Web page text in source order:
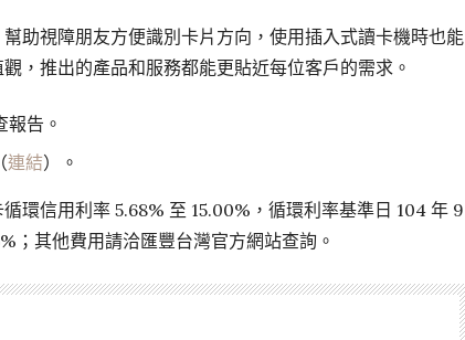
助視障朋友方便識別卡片方向，使用插入式讀卡機時也能
，推出的產品和服務都能更貼近每位客戶的需求。
告。
連結）。
環信用利率 5.68% 至 15.00%，循環利率基準日 104 年 9
；其他費用請洽匯豐台灣官方網站查詢。